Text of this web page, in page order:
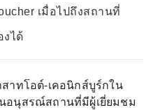
เมื่อไปถึงสถานที่
งได้
สาทโอต์-เคอนิกส์บูร์กใน
อนุสรณ์สถานที่มีผู้เยี่ยมชม